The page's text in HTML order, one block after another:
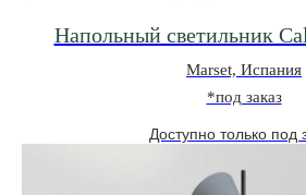
Напольный светильник
Marset, Испания
*под заказ